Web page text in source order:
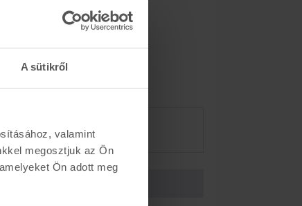
A sütikről
valamint
megosztjuk az Ön
Ön adott meg